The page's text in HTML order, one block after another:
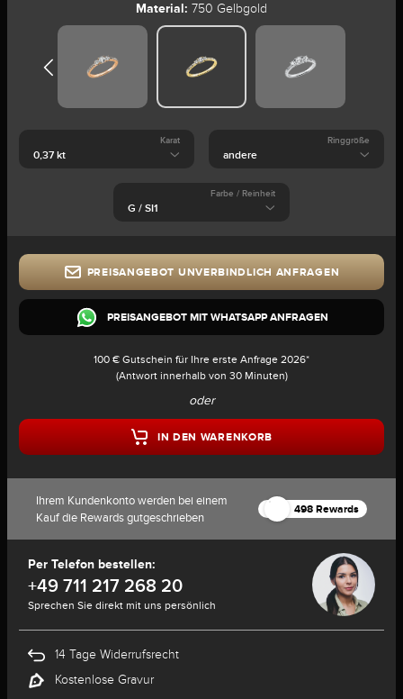
Material: 750 Gelbgold
Karat Ringgröße
Farbe / Reinheit
PREISANGEBOT UNVERBINDLICH ANFRAGEN
PREISANGEBOT MIT WHATSAPP ANFRAGEN
100 € Gutschein für Ihre erste Anfrage 2026*
(Antwort innerhalb von 30 Minuten)
oder
IN DEN WARENKORB
Ihrem Kundenkonto werden bei einem
Kauf die Rewards gutgeschrieben
498 Rewards
Per Telefon bestellen:
+49 711 217 268 20
Sprechen Sie direkt mit uns persönlich
14 Tage Widerrufsrecht
Kostenlose Gravur